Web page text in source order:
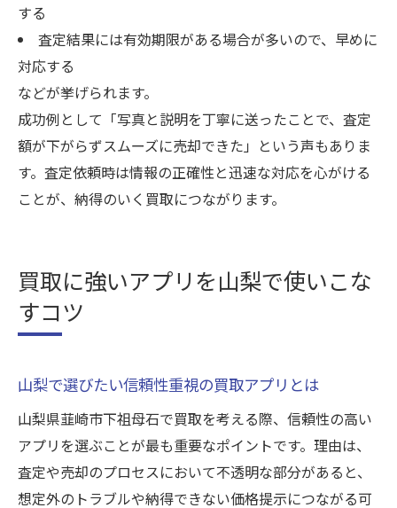
する
査定結果には有効期限がある場合が多いので、早めに
対応する
などが挙げられます。
成功例として「写真と説明を丁寧に送ったことで、査定
額が下がらずスムーズに売却できた」という声もありま
す。査定依頼時は情報の正確性と迅速な対応を心がける
ことが、納得のいく買取につながります。
買取に強いアプリを山梨で使いこな
すコツ
山梨で選びたい信頼性重視の買取アプリとは
山梨県韮崎市下祖母石で買取を考える際、信頼性の高い
アプリを選ぶことが最も重要なポイントです。理由は、
査定や売却のプロセスにおいて不透明な部分があると、
想定外のトラブルや納得できない価格提示につながる可